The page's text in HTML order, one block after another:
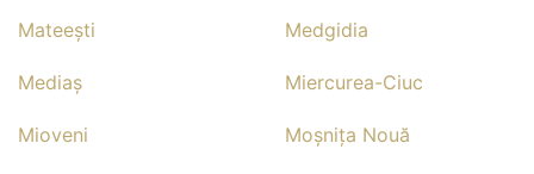
Mateeşti Medgidia
Mediaş Miercurea-Ciuc
Mioveni Moşniţa Nouă